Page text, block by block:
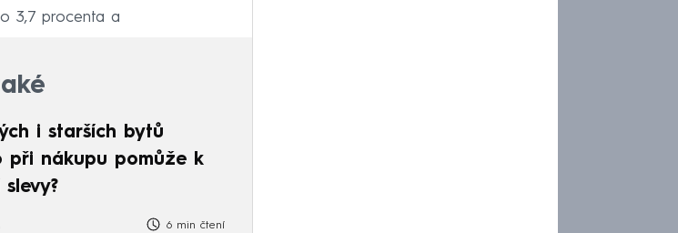
3,7 procenta a
i starších bytů
při nákupu pomůže k
6 min čtení